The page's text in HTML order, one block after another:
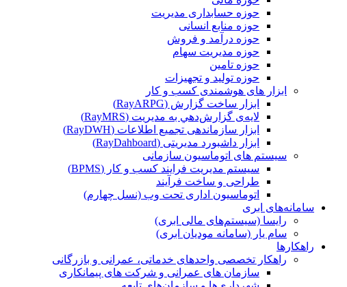
حوزه حسابداری مدیریت
حوزه منابع انسانی
حوزه درآمد و فروش
حوزه مدیریت سهام
حوزه تامین
حوزه تولید و تجهیزات
ابزار های هوشمندی کسب و کار
ابزار ساخت گزارش (RayARPG)
لایه‌ی گزارش‌دهي به مديريت (RayMRS)
ابزار سازماندهی تجمیع اطلاعات (RayDWH)
ابزار داشبورد مدیریتی (RayDahboard)
سیستم های اتوماسیون سازمانی
سیستم مدیریت فرایند کسب و کار (BPMS)
طراحی و ساخت فرآیند
اتوماسیون اداری تحت وب (نسل چهارم)
سامانه‌های ابری
رایسا (سیستم‌های مالی ابری)
سام یار (سامانه مودیان ابری)
راهکارها
راهکار تخصصی واحدهای خدماتی، عمرانی و بازرگانی
سازمان های عمرانی و شرکت های پیمانکاری